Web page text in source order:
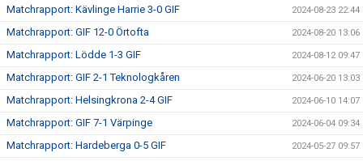
Matchrapport: Kävlinge Harrie 3-0 GIF 2024-08-23 22:44
Matchrapport: GIF 12-0 Örtofta 2024-08-20 13:06
Matchrapport: Lödde 1-3 GIF 2024-08-12 09:47
Matchrapport: GIF 2-1 Teknologkåren 2024-06-20 13:03
Matchrapport: Helsingkrona 2-4 GIF 2024-06-10 14:07
Matchrapport: GIF 7-1 Värpinge 2024-06-04 09:34
Matchrapport: Hardeberga 0-5 GIF 2024-05-27 09:57